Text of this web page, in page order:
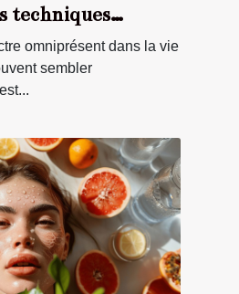
techniques
un apaisement
omniprésent dans la vie
sembler